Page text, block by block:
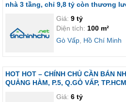
nhà 3 tầng, chỉ 9,8 tỷ còn thương
Giá: 9 tỷ
Diện tích: 100 m²
Gò Vấp Hồ Chí Minh
HOT HOT – CHÍNH CHỦ CẦN BÁN
QUẢNG HÀM, P.5, Q.GÒ VẤP, TP.HCM
Giá: 6 tỷ